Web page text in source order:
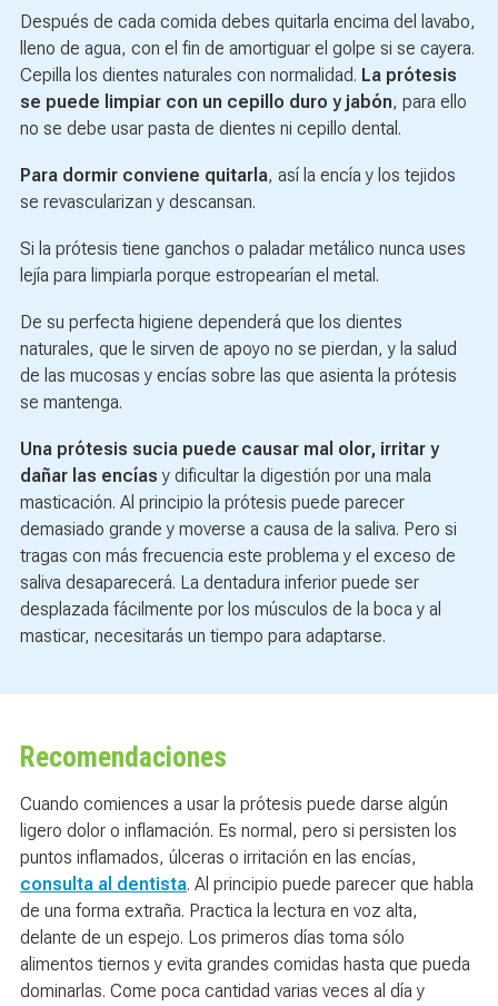
Después de cada comida debes quitarla encima del lavabo,
lleno de agua, con el fin de amortiguar el golpe si se cayera.
Cepilla los dientes naturales con normalidad. La prótesis
se puede limpiar con un cepillo duro y jabón, para ello
no se debe usar pasta de dientes ni cepillo dental.
Para dormir conviene quitarla, así la encía y los tejidos
se revascularizan y descansan.
Si la prótesis tiene ganchos o paladar metálico nunca uses
lejía para limpiarla porque estropearían el metal.
De su perfecta higiene dependerá que los dientes
naturales, que le sirven de apoyo no se pierdan, y la salud
de las mucosas y encías sobre las que asienta la prótesis
se mantenga.
Una prótesis sucia puede causar mal olor, irritar y
dañar las encías y dificultar la digestión por una mala
masticación. Al principio la prótesis puede parecer
demasiado grande y moverse a causa de la saliva. Pero si
tragas con más frecuencia este problema y el exceso de
saliva desaparecerá. La dentadura inferior puede ser
desplazada fácilmente por los músculos de la boca y al
masticar, necesitarás un tiempo para adaptarse.
Recomendaciones
Cuando comiences a usar la prótesis puede darse algún
ligero dolor o inflamación. Es normal, pero si persisten los
puntos inflamados, úlceras o irritación en las encías,
consulta al dentista. Al principio puede parecer que habla
de una forma extraña. Practica la lectura en voz alta,
delante de un espejo. Los primeros días toma sólo
alimentos tiernos y evita grandes comidas hasta que pueda
dominarlas. Come poca cantidad varias veces al día y